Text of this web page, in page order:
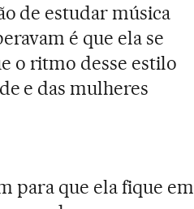
de estudar música
é que ela se
o ritmo desse estilo
e das mulheres
para que ela fique em